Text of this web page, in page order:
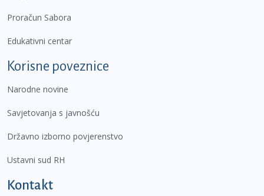
Proračun Sabora
Edukativni centar
Korisne poveznice
Narodne novine
Savjetovanja s javnošću
Državno izborno povjerenstvo
Ustavni sud RH
Kontakt